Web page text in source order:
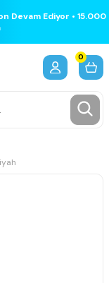
Devam Ediyor • 15.000
0